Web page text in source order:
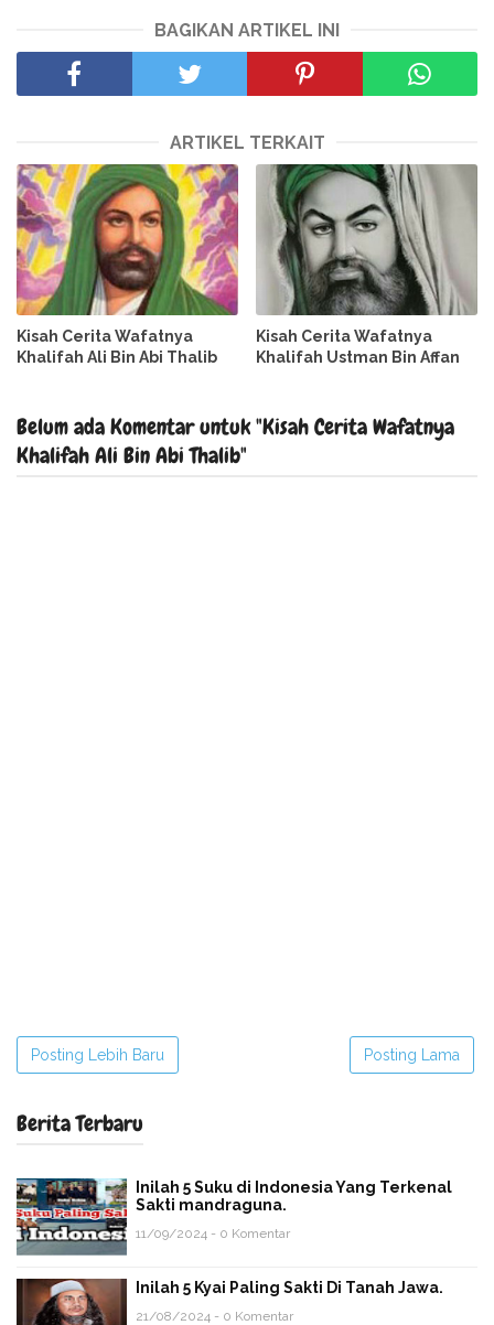
BAGIKAN ARTIKEL INI
ARTIKEL TERKAIT
Kisah Cerita Wafatnya
Khalifah Ali Bin Abi Thalib
Kisah Cerita Wafatnya
Khalifah Ustman Bin Affan
Belum ada Komentar untuk "Kisah Cerita Wafatnya
Khalifah Ali Bin Abi Thalib"
Posting Lebih Baru Posting Lama
Berita Terbaru
Inilah 5 Suku di Indonesia Yang Terkenal
Sakti mandraguna.
11/09/2024 - 0 Komentar
Inilah 5 Kyai Paling Sakti Di Tanah Jawa.
21/08/2024 - 0 Komentar